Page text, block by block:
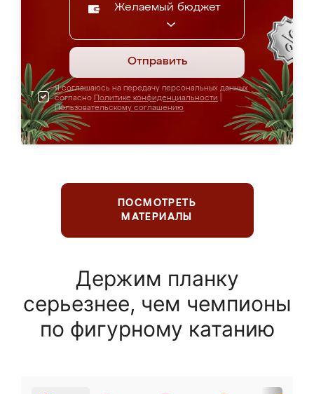
Желаемый бюджет
Отправить
Я соглашаюсь на передачу персональных данных
согласно Политике конфиденциальности
Пользовательскому соглашению
ПОСМОТРЕТЬ
МАТЕРИАЛЫ
Держим планку
серьезнее, чем чемпионы
по фигурному катанию